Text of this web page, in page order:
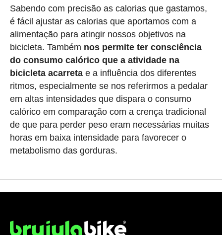
Sabendo com precisão as calorias que gastamos,
é fácil ajustar as calorias que aportamos com a
alimentação para atingir nossos objetivos na
bicicleta. Também nos permite ter consciência
do consumo calórico que a atividade na
bicicleta acarretae a influência dos diferentes
ritmos, especialmente se nos referirmos a pedalar
em altas intensidades que dispara o consumo
calórico em comparação com a crença tradicional
de que para perder peso eram necessárias muitas
horas em baixa intensidade para favorecer o
metabolismo das gorduras.